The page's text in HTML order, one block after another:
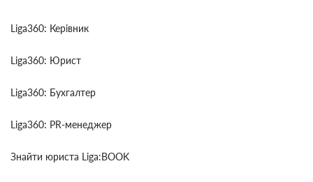
Liga360: Керівник
Liga360: Юрист
Liga360: Бухгалтер
Liga360: PR-менеджер
Знайти юриста Liga:BOOK